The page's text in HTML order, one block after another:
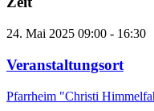
24. Mai 2025 09:00 - 16:30
Veranstaltungsort
Pfarrheim "Christi